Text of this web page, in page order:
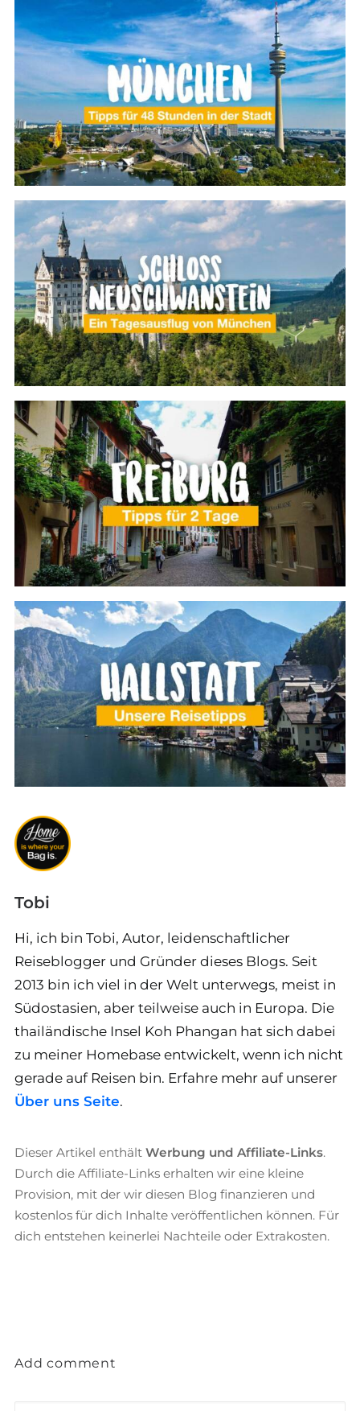
Tobi
Hi, ich bin Tobi, Autor, leidenschaftlicher
Reiseblogger und Gründer dieses Blogs. Seit
2013 bin ich viel in der Welt unterwegs, meist in
Südostasien, aber teilweise auch in Europa. Die
thailändische Insel Koh Phangan hat sich dabei
zu meiner Homebase entwickelt, wenn ich nicht
gerade auf Reisen bin. Erfahre mehr auf unserer
Über uns Seite.
Dieser Artikel enthält Werbung und Affiliate-Links.
Durch die Affiliate-Links erhalten wir eine kleine
Provision, mit der wir diesen Blog finanzieren und
kostenlos für dich Inhalte veröffentlichen können. Für
dich entstehen keinerlei Nachteile oder Extrakosten.
Add comment